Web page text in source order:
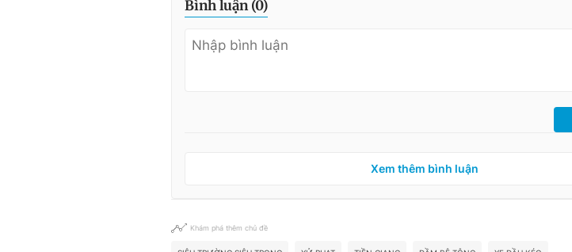
Bình luận (0)
Xem thêm bình luận
Khám phá thêm chủ đề